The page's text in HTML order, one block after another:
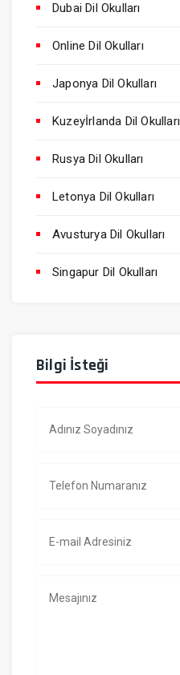
Dubai Dil Okulları
Online Dil Okulları
Japonya Dil Okulları
Kuzeyİrlanda Dil Okulları
Rusya Dil Okulları
Letonya Dil Okulları
Avusturya Dil Okulları
Singapur Dil Okulları
Bilgi İsteği